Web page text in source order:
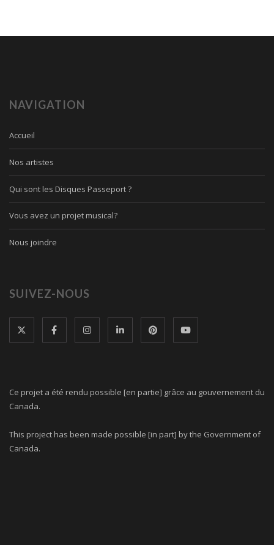
NAVIGATION
Accueil
Nos artistes
Qui sont les Disques Passeport ?
Vous avez un projet musical?
Nous joindre
SUIVEZ-NOUS
Ce projet a été rendu possible [en partie] grâce au gouvernement du
Canada.
This project has been made possible [in part] by the Government of
Canada.